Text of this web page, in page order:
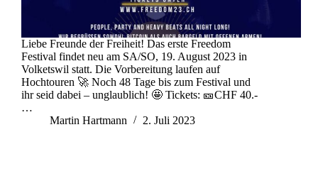
Liebe Freunde der Freiheit! Das erste Freedom
Festival findet neu am SA/SO, 19. August 2023 in
Volketswil statt. Die Vorbereitung laufen auf
Hochtouren 🚀 Noch 48 Tage bis zum Festival und
ihr seid dabei – unglaublich! 🤩 Tickets: 🎫CHF 40.-
…
Martin Hartmann
2. Juli 2023